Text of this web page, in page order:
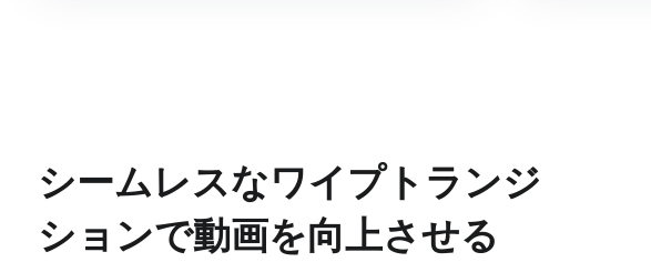
シームレスなワイプトランジ
ションで動画を向上させる